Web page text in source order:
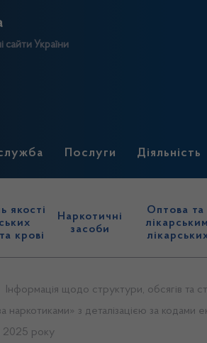
сайти України
Послуги Діяльність
якості
крові
Наркотичні
засоби
Оптова та
Інформація щодо структури, обсягів та
наркотиками» з деталізацією за кодами
2025 року